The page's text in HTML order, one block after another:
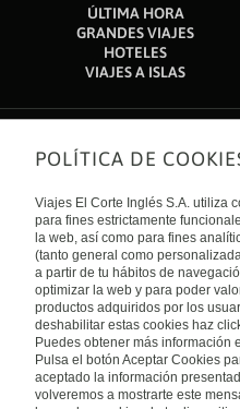
ÚLTIMA HORA
GRANDES VIAJES
HOTELES
VIAJES A ISLAS
Sobre nosotros
Quiénes somos
Financiación
Sostenibilidad
Turismo accesible
Tarjeta El Corte Inglés
Trabaja con nosotros
El Corte Inglés
Canal Ético
Enlaces de interés
Guías de viaje
Catálogos
Auto check-in
Condiciones Generales
Política de privacidad
Política de cookies
Accesibilidad
Empresas/ Grupos
Internacional
España
Visita nuestro blog
POLÍTICA DE
Viajes El Corte Inglés S.A. utiliza
para fines estrictamente
la web, así como para fines
(tanto general como
a partir de tu hábitos de
optimizar la web y para poder
productos adquiridos por los
deshabilitar estas cookies haz
Puedes obtener más información
Pulsa el botón Aceptar Cookies
aceptado la información
volveremos a mostrarte este